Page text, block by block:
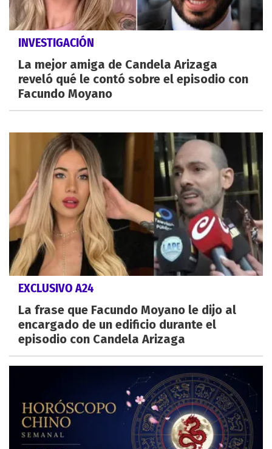
INVESTIGACIÓN
La mejor amiga de Candela Arizaga
reveló qué le contó sobre el episodio con
Facundo Moyano
EXCLUSIVO A24
La frase que Facundo Moyano le dijo al
encargado de un edificio durante el
episodio con Candela Arizaga